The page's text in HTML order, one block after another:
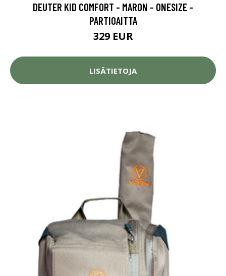
DEUTER KID COMFORT - MARON - ONESIZE -
PARTIOAITTA
329 EUR
LISÄTIETOJA